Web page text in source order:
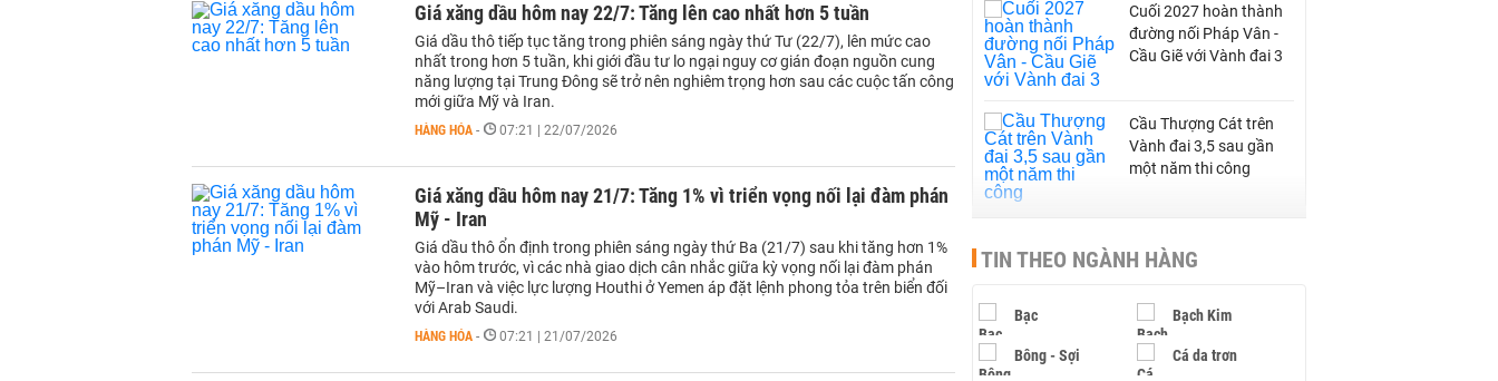
Giá xăng dầu hôm nay 22/7: Tăng lên cao nhất hơn 5 tuần
Giá dầu thô tiếp tục tăng trong phiên sáng ngày thứ Tư (22/7), lên mức cao
nhất trong hơn 5 tuần, khi giới đầu tư lo ngại nguy cơ gián đoạn nguồn cung
năng lượng tại Trung Đông sẽ trở nên nghiêm trọng hơn sau các cuộc tấn công
mới giữa Mỹ và Iran.
HÀNG HÓA - 07:21 | 22/07/2026
Giá xăng dầu hôm nay 21/7: Tăng 1% vì triển vọng nối lại đàm phán
Mỹ - Iran
Giá dầu thô ổn định trong phiên sáng ngày thứ Ba (21/7) sau khi tăng hơn 1%
vào hôm trước, vì các nhà giao dịch cân nhắc giữa kỳ vọng nối lại đàm phán
Mỹ–Iran và việc lực lượng Houthi ở Yemen áp đặt lệnh phong tỏa trên biển đối
với Arab Saudi.
HÀNG HÓA - 07:21 | 21/07/2026
Cuối 2027 hoàn thành
đường nối Pháp Vân -
Cầu Giẽ với Vành đai 3
Cầu Thượng Cát trên
Vành đai 3,5 sau gần
một năm thi công
nhà đầu tư ngoại muốn
thị công nghiệp 18 tỷ
USD ở Quảng Ninh
Bắc Ninh giao nhà đầu
TIN THEO NGÀNH HÀNG
Bạc Bạch Kim
Bông - Sợi Cá da trơn